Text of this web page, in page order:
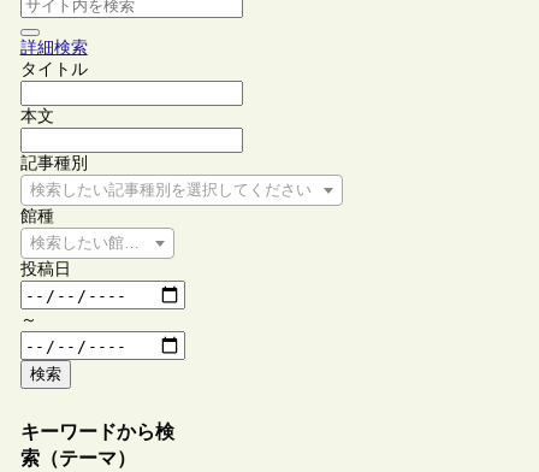
詳細検索
タイトル
本文
記事種別
検索したい記事種別を選択してください
館種
検索したい館種を選択してください
投稿日
～
検索
キーワードから検
索（テーマ）